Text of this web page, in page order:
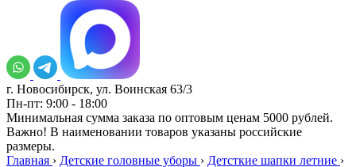
г. Новосибирск, ул. Воинская 63/3
Пн-пт: 9:00 - 18:00
Минимальная сумма заказа по оптовым ценам 5000 рублей.
Важно! В наименовании товаров указаны российские
размеры.
Главная › Детские головные уборы › Детсткие шапки летние ›